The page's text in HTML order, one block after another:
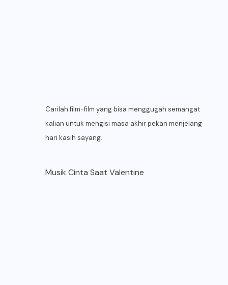
Carilah film-film yang bisa menggugah semangat
kalian untuk mengisi masa akhir pekan menjelang
hari kasih sayang.
Musik Cinta Saat Valentine